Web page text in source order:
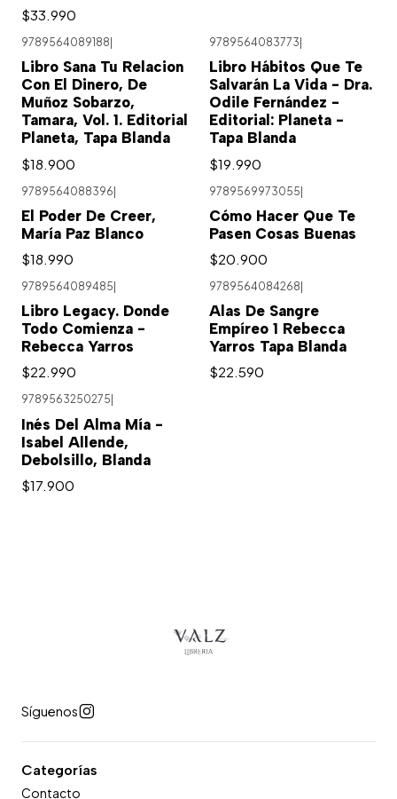
$33.990
9789564089188
Libro Sana Tu Relacion
Con El Dinero, De
Muñoz Sobarzo,
Tamara, Vol. 1. Editorial
Planeta, Tapa Blanda
$18.900
9789564083773
Libro Hábitos Que Te
Salvarán La Vida - Dra.
Odile Fernández -
Editorial: Planeta -
Tapa Blanda
$19.990
9789564088396|
El Poder De Creer,
María Paz Blanco
$18.990
9789569973055|
Cómo Hacer Que Te
Pasen Cosas Buenas
$20.900
9789564089485
Libro Legacy. Donde
Todo Comienza -
Rebecca Yarros
$22.990
9789564084268
Alas De Sangre
Empíreo 1 Rebecca
Yarros Tapa Blanda
$22.590
9789563250275
Inés Del Alma Mía -
Isabel Allende,
Debolsillo, Blanda
$17.900
Síguenos
Categorías
Contacto